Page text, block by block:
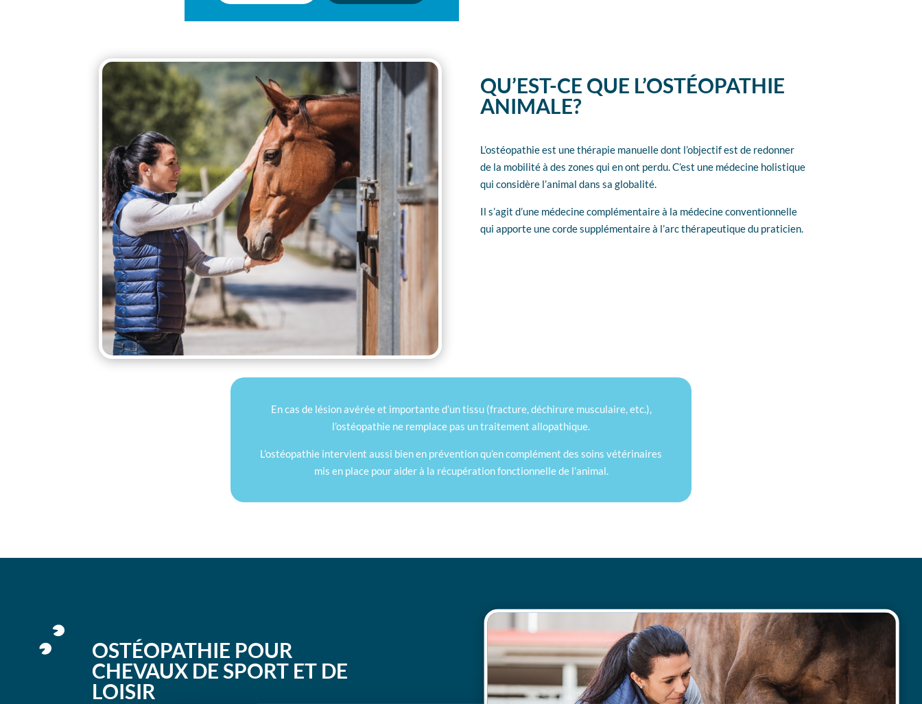
QU’EST-CE QUE L’OSTÉOPATHIE
ANIMALE?
L’ostéopathie est une thérapie manuelle dont l’objectif est de redonner
de la mobilité à des zones qui en ont perdu. C’est une médecine holistique
qui considère l’animal dans sa globalité.
Il s’agit d’une médecine complémentaire à la médecine conventionnelle
qui apporte une corde supplémentaire à l’arc thérapeutique du praticien.
En cas de lésion avérée et importante d’un tissu (fracture, déchirure musculaire, etc.),
l’ostéopathie ne remplace pas un traitement allopathique.
L’ostéopathie intervient aussi bien en prévention qu’en complément des soins vétérinaires
mis en place pour aider à la récupération fonctionnelle de l’animal.
OSTÉOPATHIE POUR
CHEVAUX DE SPORT ET DE
LOISIR